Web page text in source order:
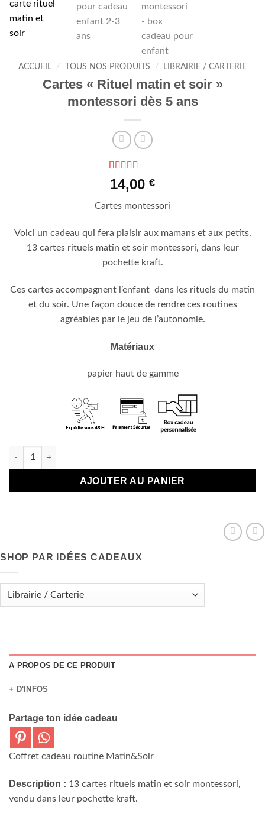
ACCUEIL / TOUS NOS PRODUITS / LIBRAIRIE / CARTERIE
Cartes « Rituel matin et soir »
montessori dès 5 ans
Noté 5sur 5
basé sur
1
client
14,00 €
Cartes montessori
Voici un cadeau qui fera plaisir aux mamans et aux petits.
13 cartes rituels matin et soir montessori, dans leur
pochette kraft.
Ces cartes accompagnent l’enfant dans les rituels du matin
et du soir. Une façon douce de rendre ces routines
agréables par le jeu de l’autonomie.
Matériaux
papier haut de gamme
quantité de Cartes "Rituel matin et soir" montessori dès 5 ans
AJOUTER AU PANIER
SHOP PAR IDÉES CADEAUX
A PROPOS DE CE PRODUIT
+ D'INFOS
Partage ton idée cadeau
Coffret cadeau routine Matin&Soir
Description : 13 cartes rituels matin et soir montessori,
vendu dans leur pochette kraft.